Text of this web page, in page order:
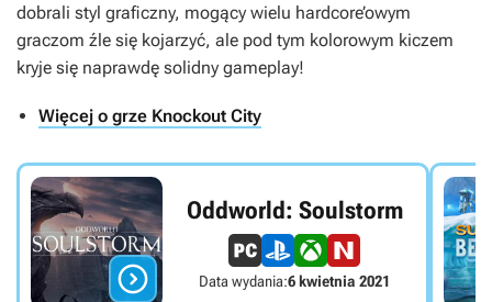
dobrali styl graficzny, mogący wielu hardcore’owym
graczom źle się kojarzyć, ale pod tym kolorowym kiczem
kryje się naprawdę solidny gameplay!
Więcej o grze Knockout City

Oddworld: Soulstorm
Data wydania:6 kwietnia 2021